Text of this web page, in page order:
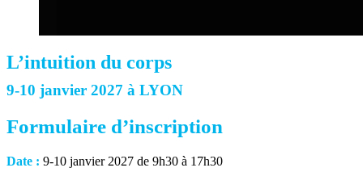
L’intuition du corps
9-10 janvier 2027 à LYON
Formulaire d’inscription
Date : 9-10 janvier 2027 de 9h30 à 17h30